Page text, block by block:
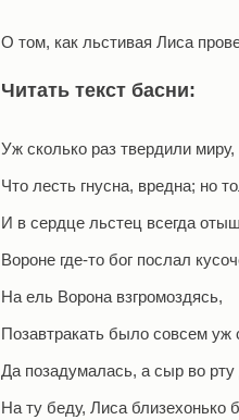
О том, как льстивая Лиса
Читать текст басни:
Уж сколько раз твердили миру,
Что лесть гнусна, вредна; но
И в сердце льстец всегда
Вороне где-то бог послал
На ель Ворона взгромоздясь,
Позавтракать было совсем уж
Да позадумалась, а сыр во
На ту беду, Лиса близехонько